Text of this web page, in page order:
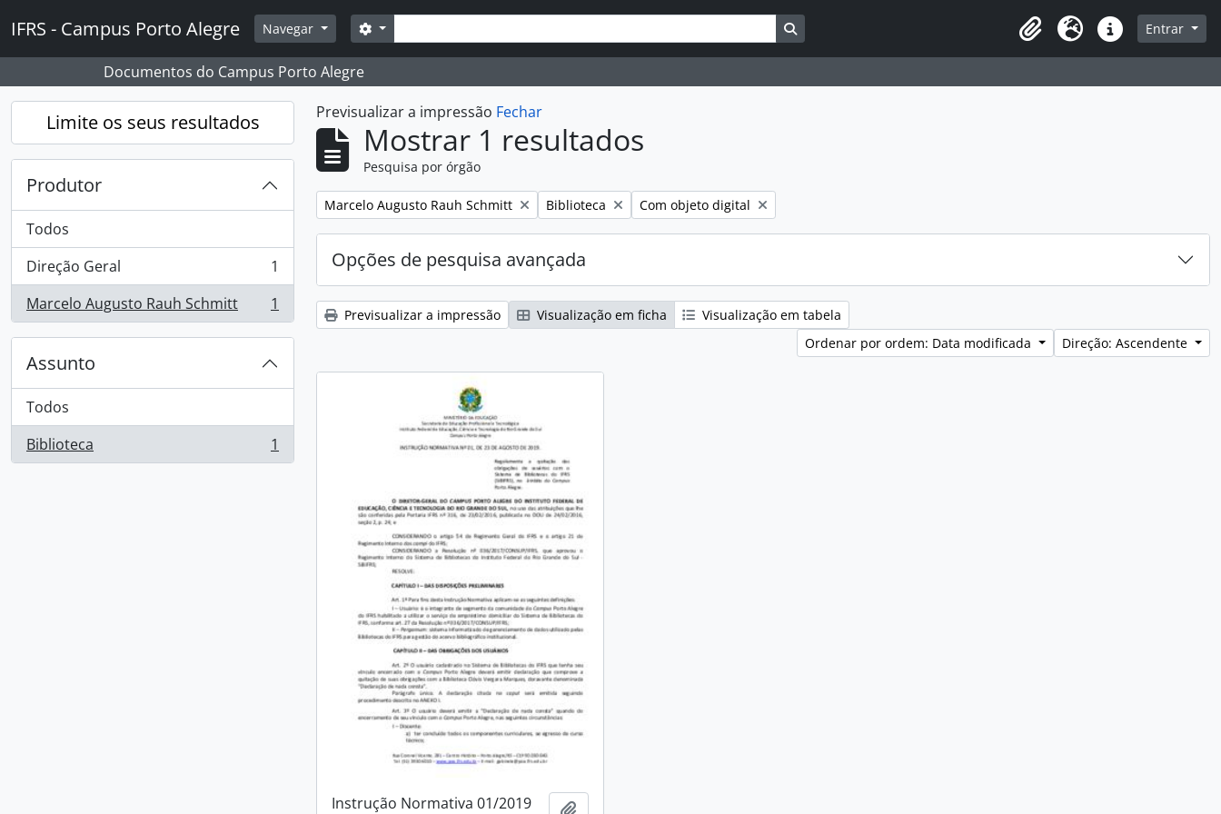
IFRS - Campus Porto Alegre Navegar Pesquisar
Opções de busca Busque na página de navegação
Idioma Ligações rápidas
Entrar
Documentos do Campus Porto Alegre
Limite os seus resultados
Produtor
Todos
Direção Geral
, 1 resultados
1
Marcelo Augusto Rauh Schmitt
, 1 resultados 1
Assunto
Todos
Biblioteca
, 1 resultados 1
Previsualizar a impressão Fechar
Mostrar 1 resultados
Pesquisa por órgão
Remover filtro:
Marcelo Augusto Rauh Schmitt Remover filtro:
Biblioteca Remover filtro:
Com objeto digital
Opções de pesquisa avançada
Previsualizar a impressão Visualização em ficha
Visualização em tabela
Ordenar por ordem: Data modificada
Direção: Ascendente
Instrução Normativa 01/2019